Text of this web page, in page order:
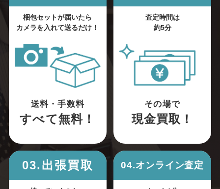
梱包セットが届いたら
カメラを入れて送るだけ！
送料・手数料
すべて無料！
査定時間は
約5分
その場で
現金買取！
03.出張買取 04.オンライン査定